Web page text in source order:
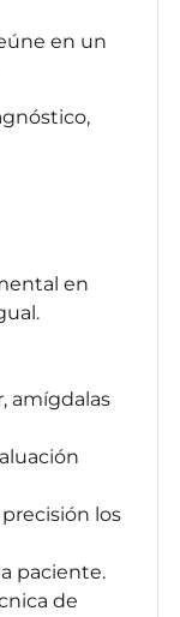
en un
en
amígdalas
los
paciente.
de